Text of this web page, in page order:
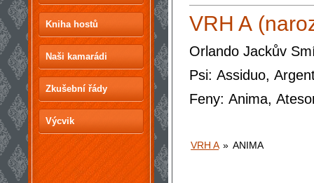
Kniha hostů
Naši kamarádi
Zkušební řády
Výcvik
VRH A
Orlando Jackův
Psi: Assiduo,
Feny: Anima,
VRH A » ANIMA